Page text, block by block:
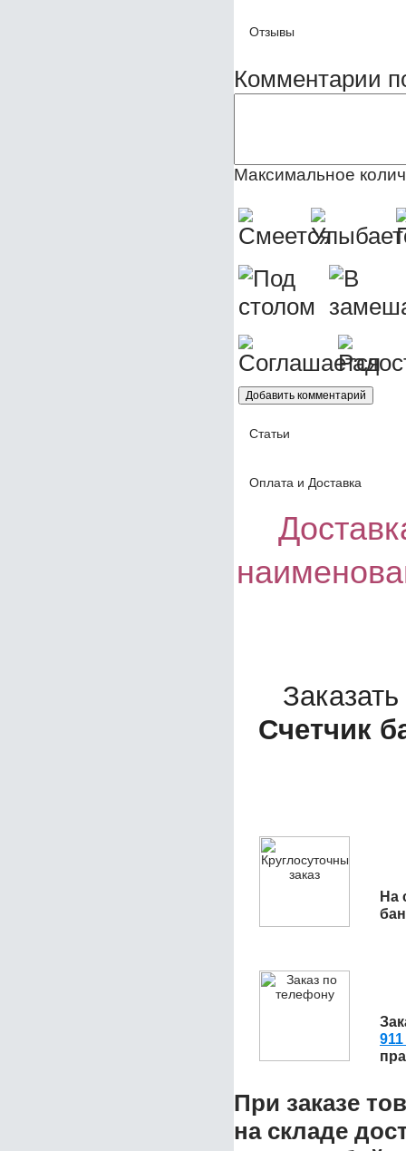
Отзывы
Комментарии
Максимальное
Статьи
Оплата и Доставка
Счетчик
На
При заказе
на складе